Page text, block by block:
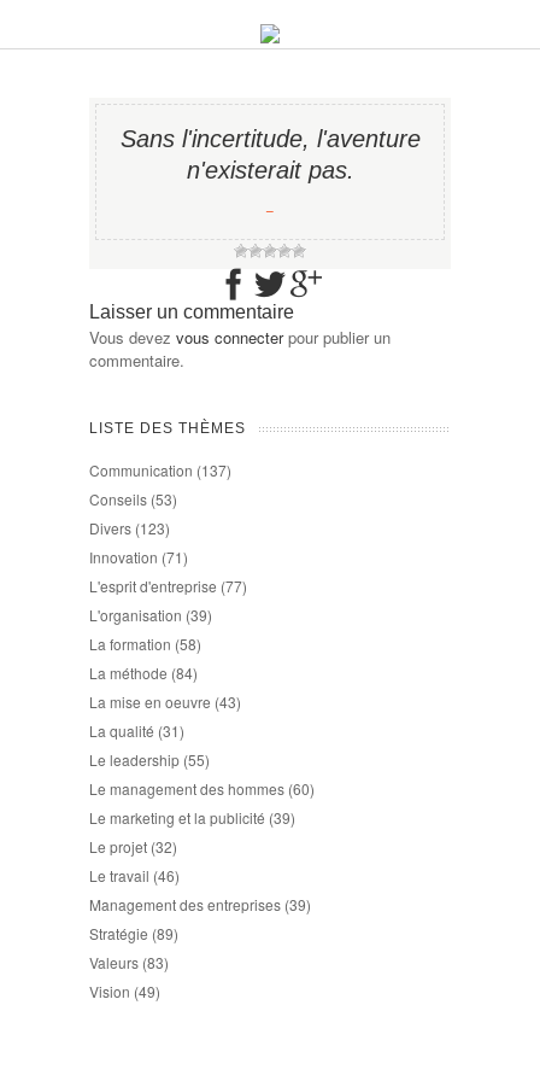
Sans l'incertitude, l'aventure
n'existerait pas.
−
Laisser un commentaire
Vous devez vous connecterpour publier un
commentaire.
LISTE DES THÈMES
Communication (137)
Conseils (53)
Divers (123)
Innovation (71)
L'esprit d'entreprise (77)
L'organisation (39)
La formation (58)
La méthode (84)
La mise en oeuvre (43)
La qualité (31)
Le leadership (55)
Le management des hommes (60)
Le marketing et la publicité (39)
Le projet (32)
Le travail (46)
Management des entreprises (39)
Stratégie (89)
Valeurs (83)
Vision (49)